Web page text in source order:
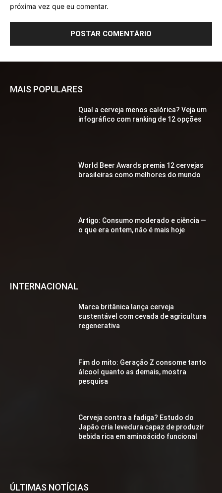
próxima vez que eu comentar.
MAIS POPULARES
Qual a cerveja menos calórica? Veja um
infográfico com ranking de 12 opções
World Beer Awards premia 12 cervejas
brasileiras como melhores do mundo
Artigo: Consumo moderado e ciência —
o que era ontem, não é mais hoje
INTERNACIONAL
Marca britânica lança cerveja
sustentável com cevada de agricultura
regenerativa
Fim do mito: Geração Z consome tanto
álcool quanto as demais, mostra
pesquisa
Cerveja contra a fadiga? Estudo do
Japão cria levedura capaz de produzir
bebida rica em aminoácido funcional
ÚLTIMAS NOTÍCIAS